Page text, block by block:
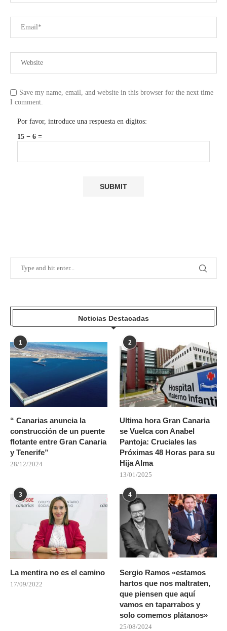
Save my name, email, and website in this browser for the next time
I comment.
Por favor, introduce una respuesta en dígitos:
15 − 6 =
Noticias Destacadas
1
“ Canarias anuncia la
construcción de un puente
flotante entre Gran Canaria
y Tenerife”
28/12/2024
2
Ultima hora Gran Canaria
se Vuelca con Anabel
Pantoja: Cruciales las
Próximas 48 Horas para su
Hija Alma
13/01/2025
3
La mentira no es el camino
17/09/2022
4
Sergio Ramos «estamos
hartos que nos maltraten,
que piensen que aquí
vamos en taparrabos y
solo comemos plátanos»
25/08/2024